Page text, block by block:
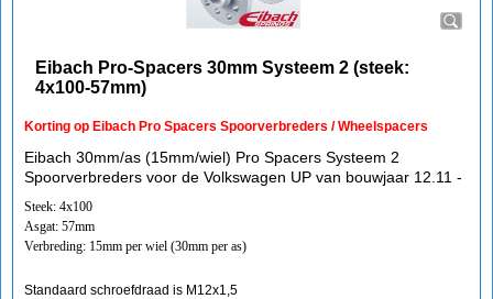
Eibach Pro-Spacers 30mm Systeem 2 (steek:
4x100-57mm)
Korting op Eibach Pro Spacers Spoorverbreders / Wheelspacers
Eibach 30mm/as (15mm/wiel) Pro Spacers Systeem 2
Spoorverbreders voor de Volkswagen UP van bouwjaar 12.11 -
Steek: 4x100
Asgat: 57mm
Verbreding: 15mm per wiel (30mm per as)
Standaard schroefdraad is M12x1,5